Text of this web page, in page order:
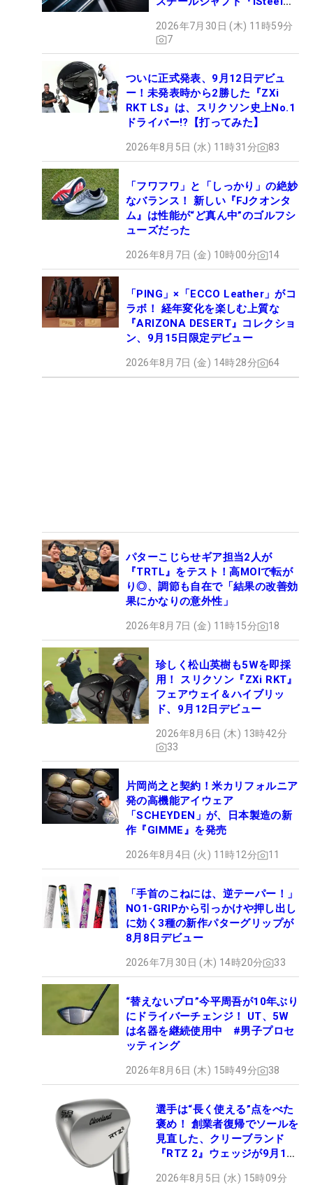
2026年7月30日 (木) 11時59分
7
ついに正式発表、9月12日デビュ
ー！未発表時から2勝した『ZXi
RKT LS』は、スリクソン史上No.1
ドライバー!?【打ってみた】
2026年8月5日 (水) 11時31分 83
「フワフワ」と「しっかり」の絶妙
なバランス！ 新しい『FJクオンタ
ム』は性能が“ど真ん中”のゴルフシ
ューズだった
2026年8月7日 (金) 10時00分 14
「PING」×「ECCO Leather」がコ
ラボ！ 経年変化を楽しむ上質な
『ARIZONA DESERT』コレクショ
ン、9月15日限定デビュー
2026年8月7日 (金) 14時28分 64
パターこじらせギア担当2人が
『TRTL』をテスト！高MOIで転が
り◎、調節も自在で「結果の改善効
果にかなりの意外性」
2026年8月7日 (金) 11時15分 18
珍しく松山英樹も5Wを即採
用！ スリクソン『ZXi RKT』
フェアウェイ＆ハイブリッ
ド、9月12日デビュー
2026年8月6日 (木) 13時42分
33
片岡尚之と契約！米カリフォルニア
発の高機能アイウェア
「SCHEYDEN」が、日本製造の新
作『GIMME』を発売
2026年8月4日 (火) 11時12分 11
「手首のこねには、逆テーパー！」
NO1-GRIPから引っかけや押し出し
に効く3種の新作パターグリップが
8月8日デビュー
2026年7月30日 (木) 14時20分 33
“替えないプロ”今平周吾が10年ぶり
にドライバーチェンジ！ UT、5W
は名器を継続使用中 #男子プロセ
ッティング
2026年8月6日 (木) 15時49分 38
選手は“長く使える”点をべた
褒め！ 創業者復帰でソールを
見直した、クリーブランド
『RTZ 2』ウェッジが9月12
2026年8月5日 (水) 15時09分